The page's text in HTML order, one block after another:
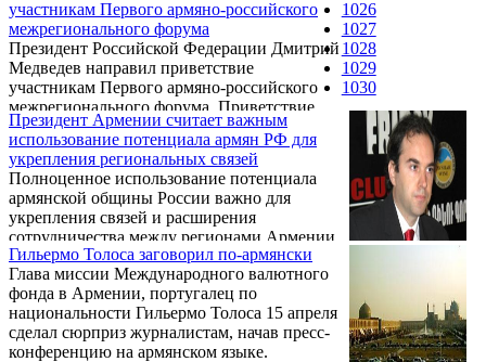
участникам Первого армяно-российского
межрегионального форума
Президент Российской Федерации Дмитрий
Медведев направил приветствие
участникам Первого армяно-российского
межрегионального форума. Приветствие
зачитал на форуме глава администрации
Кремля Сергей Нарышкин.
"Межрегиональные связи наших стран
вносят заметный вклад в традиционно
дружественные, добрососедские российско-
армянские отношения. Производственная
кооперация и торговля, контракты в
области образования, культуры, спорта и
развитие туризма содействуют укреплению
стратегического партнерства и
союзнического ...
Президент Армении считает важным
использование потенциала армян РФ для
укрепления региональных связей
Полноценное использование потенциала
армянской общины России важно для
укрепления связей и расширения
сотрудничества между регионами Армении
и РФ, заявил президент Армении Серж
Саргсян в ходе встречи с российским
министром регионального развития
Виктором Басаргиным.
Гильермо Толоса заговорил по-армянски
Глава миссии Международного валютного
фонда в Армении, португалец по
национальности Гильермо Толоса 15 апреля
сделал сюрприз журналистам, начав пресс-
конференцию на армянском языке.
1026
1027
1028
1029
1030